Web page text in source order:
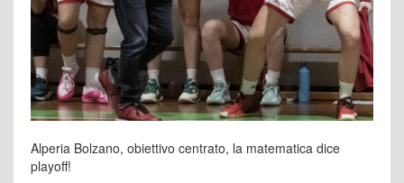
Alperia Bolzano, obiettivo centrato, la matematica dice
playoff!